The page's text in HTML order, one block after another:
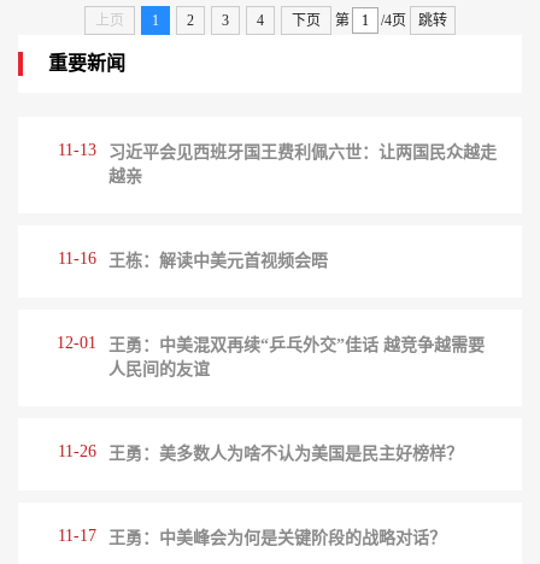
得还是有改进。有些单位专家学者出国的审批还是比较快的，而且基本上都
的...
上页 1 2 3 4 下页 第 /4页 跳转
重要新闻
11-13
习近平会见西班牙国王费利佩六世：让两国民众越走
越亲
11-16 王栋：解读中美元首视频会晤
12-01
王勇：中美混双再续“乒乓外交”佳话 越竞争越需要
人民间的友谊
11-26 王勇：美多数人为啥不认为美国是民主好榜样？
11-17 王勇：中美峰会为何是关键阶段的战略对话？